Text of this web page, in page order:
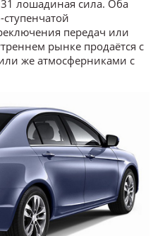
лошадиная сила. Оба
передач или
рынке продаётся с
же атмосферниками с